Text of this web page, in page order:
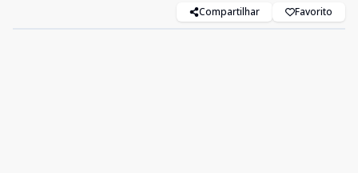
Compartilhar Favorito